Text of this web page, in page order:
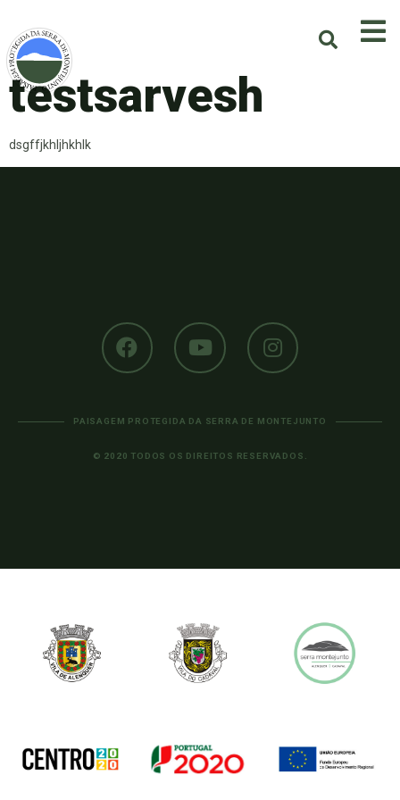
testsarvesh
dsgffjkhljhkhlk
PAISAGEM PROTEGIDA DA SERRA DE MONTEJUNTO
© 2020 TODOS OS DIREITOS RESERVADOS.